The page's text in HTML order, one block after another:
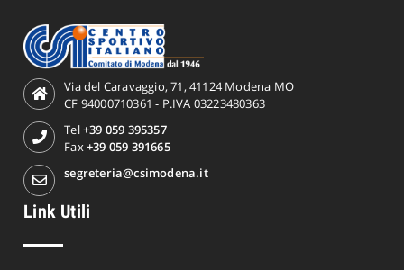
Via del Caravaggio, 71, 41124 Modena MO
CF 94000710361 - P.IVA 03223480363
Tel+39 059 395357
Fax+39 059 391665
segreteria@csimodena.it
Link Utili